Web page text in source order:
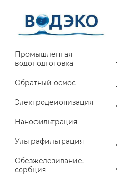
Промышленная
водоподготовка
Обратный осмос
Электродеионизация
Нанофильтрация
Ультрафильтрация
Обезжелезивание,
сорбция